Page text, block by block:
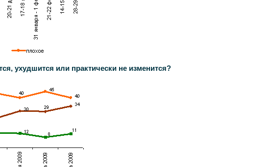
ухудшится или практически не изменится?